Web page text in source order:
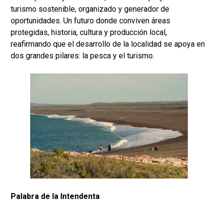
turismo sostenible, organizado y generador de
oportunidades. Un futuro donde conviven áreas
protegidas, historia, cultura y producción local,
reafirmando que el desarrollo de la localidad se apoya en
dos grandes pilares: la pesca y el turismo.
Palabra de la Intendenta